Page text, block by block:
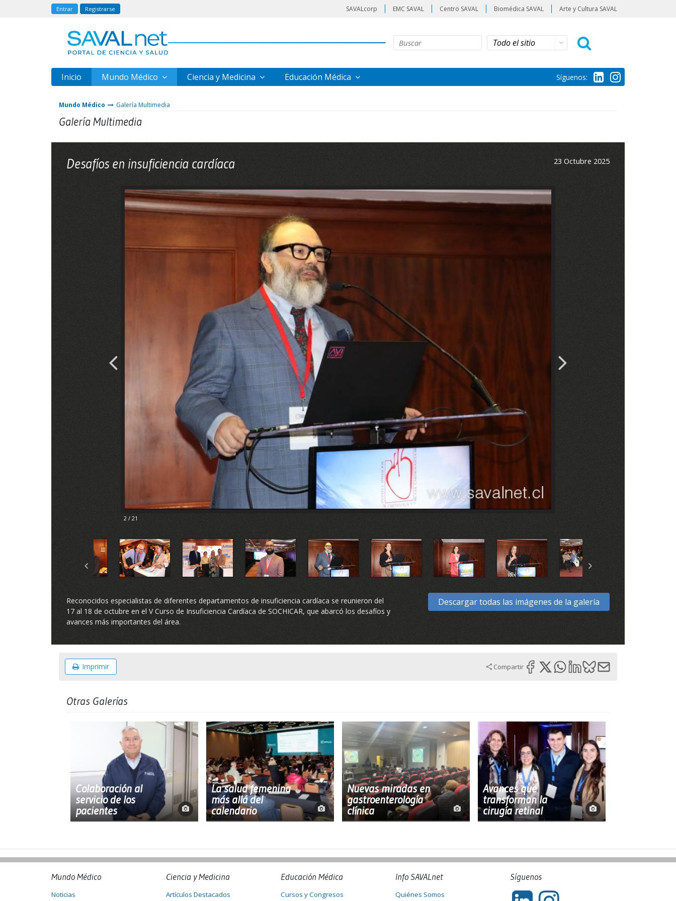
Entrar Registrarse SAVALcorp EMC SAVAL Centro SAVAL Biomédica SAVAL Arte y Cultura SAVAL
Inicio Mundo Médico Ciencia y Medicina Educación Médica Síguenos:
Mundo Médico Galería Multimedia
Galería Multimedia
Desafíos en insuficiencia cardíaca 23 Octubre 2025
2 / 21
Reconocidos especialistas de diferentes departamentos de insuficiencia cardíaca se reunieron del
17 al 18 de octubre en el V Curso de Insuficiencia Cardíaca de SOCHICAR, que abarcó los desafíos y
avances más importantes del área.
Descargar todas las imágenes de la galería
Imprimir Compartir
Otras Galerías
Colaboración al
servicio de los
pacientes
La salud femenina
más allá del
calendario
Nuevas miradas en
gastroenterología
clínica
Avances que
transforman la
cirugía retinal
Mundo Médico
Noticias
Ciencia y Medicina
Artículos Destacados
Educación Médica
Cursos y Congresos
Info SAVALnet
Quiénes Somos
Síguenos